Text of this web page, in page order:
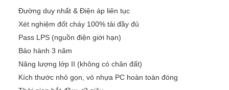
Đường duy nhất & Điện áp liên tục
Xét nghiệm đốt cháy 100% tải đầy đủ
Pass LPS (nguồn điện giới hạn)
Bảo hành 3 năm
Năng lượng lớp II (không có chân đất)
Kích thước nhỏ gọn, vỏ nhựa PC hoàn toàn đóng